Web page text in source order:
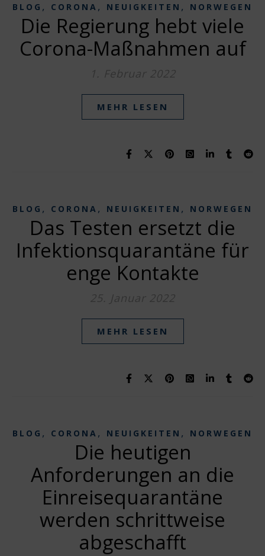
BLOG , CORONA , NEUIGKEITEN , NORWEGEN
Die Regierung hebt viele
Corona-Maßnahmen auf
1. Februar 2022
MEHR LESEN
BLOG , CORONA , NEUIGKEITEN , NORWEGEN
Das Testen ersetzt die
Infektionsquarantäne für
enge Kontakte
25. Januar 2022
MEHR LESEN
BLOG , CORONA , NEUIGKEITEN , NORWEGEN
Die heutigen
Anforderungen an die
Einreisequarantäne
werden schrittweise
abgeschafft